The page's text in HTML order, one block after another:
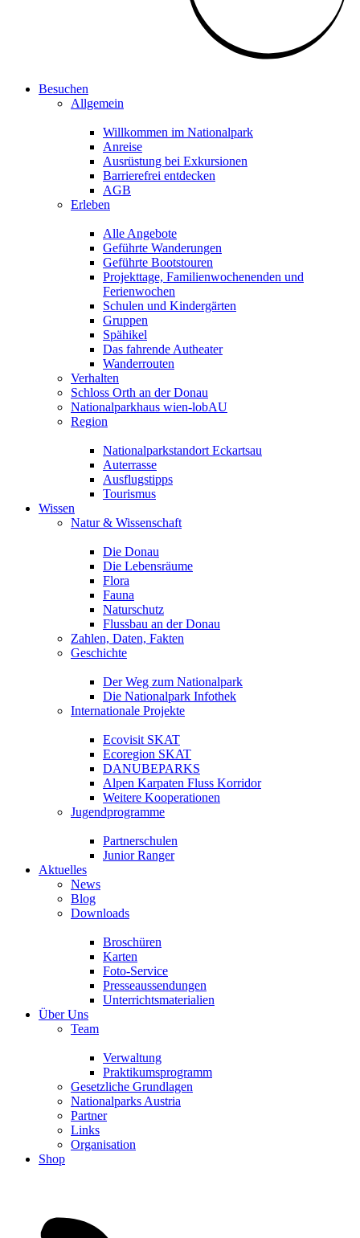
Besuchen
Allgemein
Willkommen im Nationalpark
Anreise
Ausrüstung bei Exkursionen
Barrierefrei entdecken
AGB
Erleben
Alle Angebote
Geführte Wanderungen
Geführte Bootstouren
Projekttage, Familienwochenenden und
Ferienwochen
Schulen und Kindergärten
Gruppen
Spähikel
Das fahrende Autheater
Wanderrouten
Verhalten
Schloss Orth an der Donau
Nationalparkhaus wien-lobAU
Region
Nationalparkstandort Eckartsau
Auterrasse
Ausflugstipps
Tourismus
Wissen
Natur & Wissenschaft
Die Donau
Die Lebensräume
Flora
Fauna
Naturschutz
Flussbau an der Donau
Zahlen, Daten, Fakten
Geschichte
Der Weg zum Nationalpark
Die Nationalpark Infothek
Internationale Projekte
Ecovisit SKAT
Ecoregion SKAT
DANUBEPARKS
Alpen Karpaten Fluss Korridor
Weitere Kooperationen
Jugendprogramme
Partnerschulen
Junior Ranger
Aktuelles
News
Blog
Downloads
Broschüren
Karten
Foto-Service
Presseaussendungen
Unterrichtsmaterialien
Über Uns
Team
Verwaltung
Praktikumsprogramm
Gesetzliche Grundlagen
Nationalparks Austria
Partner
Links
Organisation
Shop